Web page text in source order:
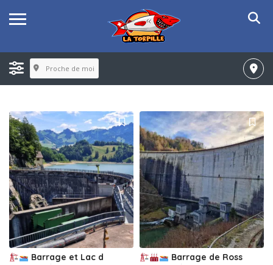
Proche de moi
Barrage et Lac d Barrage de Ross